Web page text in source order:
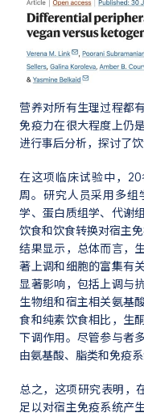
营养对所有生理过程都
免疫力在很大程度上仍
进行事后分析，探讨了
在这项临床试验中，
周。研究人员采用多组
学、蛋白质组学、代谢
饮食和饮食转换对宿主
结果显示，总体而言，
著上调和细胞的富集有
显著影响，包括上调与
生物组和宿主相关氨基
食和纯素饮食相比，生
下调作用。尽管参与者
由氨基酸、脂类和免疫
总之，这项研究表明，
足以对宿主免疫系统产